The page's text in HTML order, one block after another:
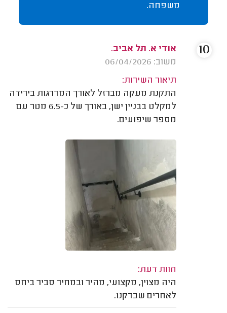
משפחה.
אודי א. תל אביב.
משוב: 06/04/2026
תיאור השירות:
התקנת מעקה מברזל לאורך המדרגות בירידה
למקלט בבניין ישן, באורך של כ-6.5 מטר עם
מספר שיפועים.
חוות דעת:
היה מצוין, מקצועי, מהיר ובמחיר סביר ביחס
לאחרים שבדקנו.
10